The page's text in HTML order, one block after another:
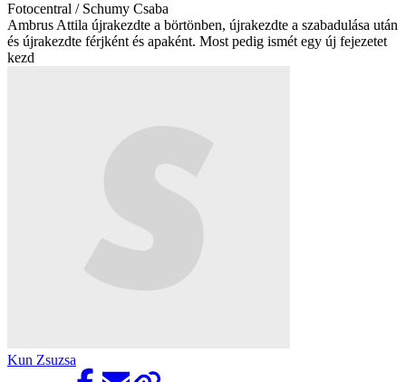
Fotocentral / Schumy Csaba
Ambrus Attila újrakezdte a börtönben, újrakezdte a szabadulása után
és újrakezdte férjként és apaként. Most pedig ismét egy új fejezetet
kezd
Kun Zsuzsa